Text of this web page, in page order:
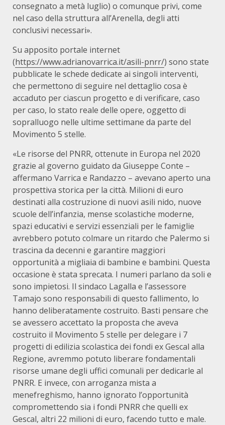
consegnato a metà luglio) o comunque privi, come
nel caso della struttura all’Arenella, degli atti
conclusivi necessari».
Su apposito portale internet
(https://www.adrianovarrica.it/asili-pnrr/) sono state
pubblicate le schede dedicate ai singoli interventi,
che permettono di seguire nel dettaglio cosa è
accaduto per ciascun progetto e di verificare, caso
per caso, lo stato reale delle opere, oggetto di
sopralluogo nelle ultime settimane da parte del
Movimento 5 stelle.
«Le risorse del PNRR, ottenute in Europa nel 2020
grazie al governo guidato da Giuseppe Conte –
affermano Varrica e Randazzo – avevano aperto una
prospettiva storica per la città. Milioni di euro
destinati alla costruzione di nuovi asili nido, nuove
scuole dell’infanzia, mense scolastiche moderne,
spazi educativi e servizi essenziali per le famiglie
avrebbero potuto colmare un ritardo che Palermo si
trascina da decenni e garantire maggiori
opportunità a migliaia di bambine e bambini. Questa
occasione è stata sprecata. I numeri parlano da soli e
sono impietosi. Il sindaco Lagalla e l’assessore
Tamajo sono responsabili di questo fallimento, lo
hanno deliberatamente costruito. Basti pensare che
se avessero accettato la proposta che aveva
costruito il Movimento 5 stelle per delegare i 7
progetti di edilizia scolastica dei fondi ex Gescal alla
Regione, avremmo potuto liberare fondamentali
risorse umane degli uffici comunali per dedicarle al
PNRR. E invece, con arroganza mista a
menefreghismo, hanno ignorato l’opportunità
compromettendo sia i fondi PNRR che quelli ex
Gescal, altri 22 milioni di euro, facendo tutto e male.